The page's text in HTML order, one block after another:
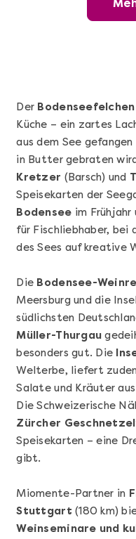
Sushi Basic
Der Bodenseefelchen
Küche – ein zartes
aus dem See
in Butter gebraten
Kretzer (Barsch) und
Speisekarten der
Bodensee im
für Fischliebhaber, bei
des Sees auf kreative
Die Bodensee-
Meersburg und die
südlichsten
Müller-Thurgau
besonders gut. Die
Welterbe, liefert
Salate und Kräuter
Die Schweizerische
Zürcher
Speisekarten – eine
gibt.
Miomente-Partner in
Stuttgart (180 km)
Weinseminare und